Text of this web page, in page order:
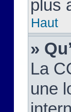
plus
Haut
»
La
une